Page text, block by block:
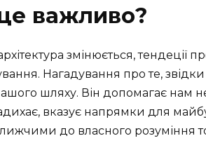
важливо?
змінюється, тендеції
Нагадування про те,
шляху. Він допомагає нам
вказує напрямки для
до власного розуміння